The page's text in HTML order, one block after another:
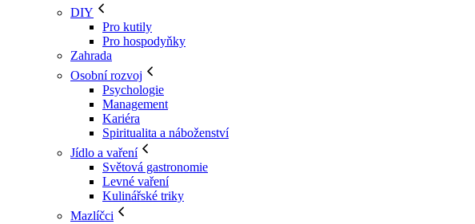
DIY
Pro kutily
Pro hospodyňky
Zahrada
Osobní rozvoj
Psychologie
Management
Kariéra
Spiritualita a náboženství
Jídlo a vaření
Světová gastronomie
Levné vaření
Kulinářské triky
Mazlíčci